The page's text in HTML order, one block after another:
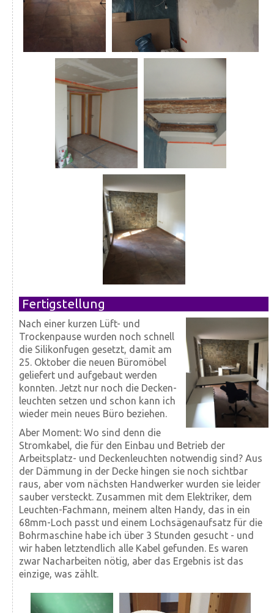
Fertigstellung
Nach einer kurzen Lüft- und
Trocken­pause wurden noch schnell
die Silikon­fugen gesetzt, damit am
25. Oktober die neuen Büro­möbel
geliefert und auf­gebaut werden
konnten. Jetzt nur noch die Decken­
leuchten setzen und schon kann ich
wieder mein neues Büro beziehen.
Aber Moment: Wo sind denn die
Strom­kabel, die für den Einbau und Betrieb der
Arbeitsplatz- und Deckenleuchten notwendig sind? Aus
der Dämmung in der Decke hingen sie noch sicht­bar
raus, aber vom nächsten Hand­werker wurden sie leider
sauber versteckt. Zusammen mit dem Elektriker, dem
Leuchten-Fachmann, meinem alten Handy, das in ein
68mm-Loch passt und einem Loch­sägen­aufsatz für die
Bohrmaschine habe ich über 3 Stunden gesucht - und
wir haben letzt­endlich alle Kabel gefunden. Es waren
zwar Nach­arbeiten nötig, aber das Ergebnis ist das
einzige, was zählt.